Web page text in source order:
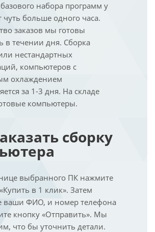
набора программ у
чуть больше одного часа.
заказов мы готовы
в течении дня. Сборка
нестандартных
компьютеров с
охлаждением
за 1-3 дня. На складе
компьютеры.
сборку
выбранного ПК нажмите
в 1 клик». Затем
ваши ФИО, и номер телефона
кнопку «Отправить». Мы
что бы уточнить детали.